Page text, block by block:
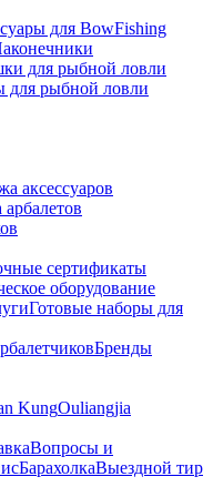
для BowFishing
для рыбной ловли
для рыбной ловли
аксессуаров
Готовые наборы для
Бренды
KungOuliangjia
Вопросы и
БарахолкаВыездной тир